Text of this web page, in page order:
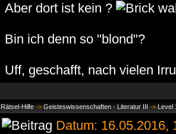
Aber dort ist kein ?
Bin ich denn so "blond"?
Uff, geschafft, nach vielen
Rätsel-Hilfe -> Geisteswissenschaften - Literatur III -> Level
Datum: